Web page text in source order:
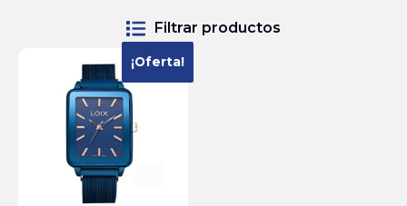
Filtrar productos
¡Oferta!